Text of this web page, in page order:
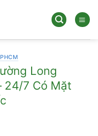
Long
24/7 Có Mặt